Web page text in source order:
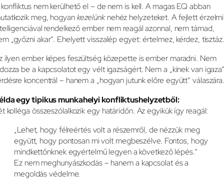
nem kerülhető el – de nem is kell. A magas EQ abban
meg, hogyankezelünknehéz helyzeteket. A fejlett érzelmi
rendelkező ember nem reagál azonnal, nem támad,
„győzni akar”. Ehelyett visszalép egyet: értelmez, kérdez, tisztáz.
ilyen ember képes feszültség közepette is ember maradni. Nem
be a kapcsolatot egy vélt igazságért. Nem a „kinek van
koncentrál – hanem a „hogyan jutunk előre együtt”
egy tipikus munkahelyi konfliktushelyzetből:
kolléga összeszólalkozik egy határidőn. Az egyikük így reagál:
„Lehet, hogy félreértés volt a részemről, de nézzük meg
együtt, hogy pontosan mi volt megbeszélve. Fontos, hogy
mindkettőnknek egyértelmű legyen a következő lépés.”
Ez nem meghunyászkodás – hanem a kapcsolat és a
megoldás védelme.